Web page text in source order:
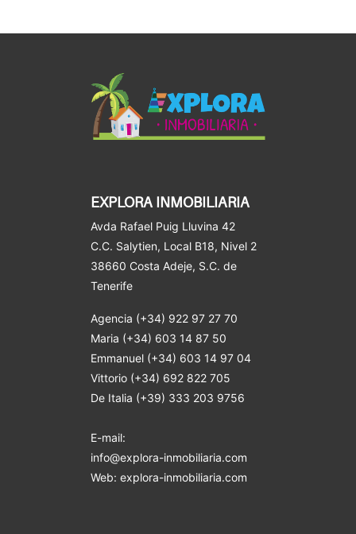
EXPLORA INMOBILIARIA
Avda Rafael Puig Lluvina 42
C.C. Salytien, Local B18, Nivel 2
38660 Costa Adeje, S.C. de
Tenerife
Agencia (+34) 922 97 27 70
Maria (+34) 603 14 87 50
Emmanuel (+34) 603 14 97 04
Vittorio (+34) 692 822 705
De Italia (+39) 333 203 9756
E-mail:
info@explora-inmobiliaria.com
Web: explora-inmobiliaria.com